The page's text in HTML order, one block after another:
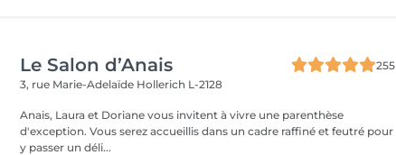
Le Salon d’Anais
255
3, rue Marie-Adelaïde Hollerich L-2128
Anais, Laura et Doriane vous invitent à vivre une parenthèse
d'exception. Vous serez accueillis dans un cadre raffiné et feutré pour
y passer un déli...